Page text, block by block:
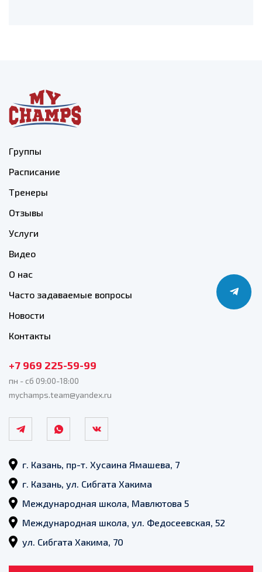
Группы
Расписание
Тренеры
Отзывы
Услуги
Видео
О нас
Часто задаваемые вопросы
Новости
Контакты
+7 969 225-59-99
пн - сб 09:00-18:00
mychamps.team@yandex.ru
г. Казань, пр-т. Хусаина Ямашева, 7
г. Казань, ул. Сибгата Хакима
Международная школа, Мавлютова 5
Международная школа, ул. Федосеевская, 52
ул. Сибгата Хакима, 70